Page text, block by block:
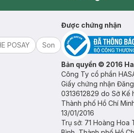
POSAY
Son
Được chứng nhận
Bản quyền © 2016
Công Ty cổ phần
Giấy chứng nhận
0313612829 do Sở
Thành phố Hồ Chí
13/01/2016
Trụ sở: 71 Hoàng Hoa